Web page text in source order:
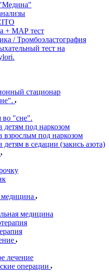
+ МАР тест
/ Тромбоэластография
тест на
стационар
во "сне".
детям под наркозом
взрослым под наркозом
детям в седации (закись азота)
медицина
медицина
лечение
операции